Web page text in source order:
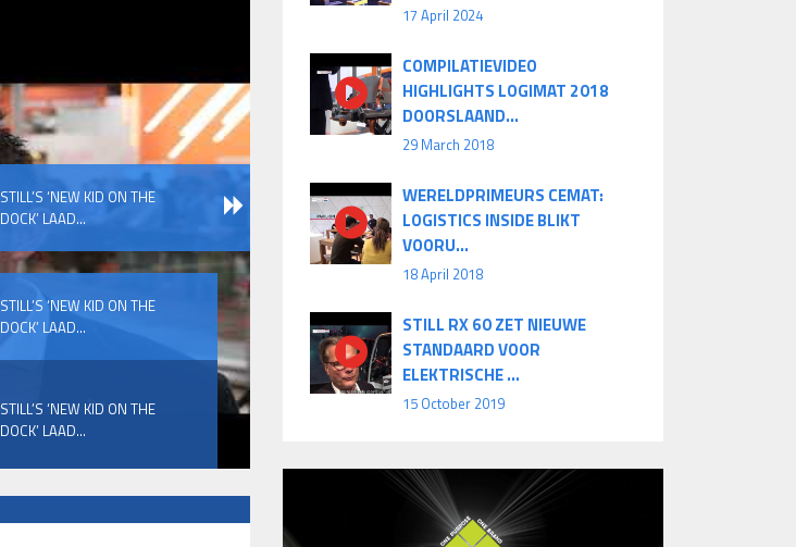
STILL’S ‘NEW KID ON THE
DOCK’ LAAD...
STILL’S ‘NEW KID ON THE
DOCK’ LAAD...
STILL’S ‘NEW KID ON THE
DOCK’ LAAD...
17 April 2024
COMPILATIEVIDEO
HIGHLIGHTS LOGIMAT 2018
DOORSLAAND...
29 March 2018
WERELDPRIMEURS CEMAT:
LOGISTICS INSIDE BLIKT
VOORU...
18 April 2018
STILL RX 60 ZET NIEUWE
STANDAARD VOOR
ELEKTRISCHE ...
15 October 2019